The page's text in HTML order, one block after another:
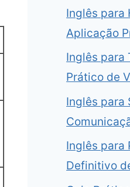
Inglês para
Aplicação
Inglês para
Prático de
Inglês para
Inglês para
Definitivo